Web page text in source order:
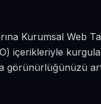
Kurumsal Web
içerikleriyle
görünürlüğünüzü